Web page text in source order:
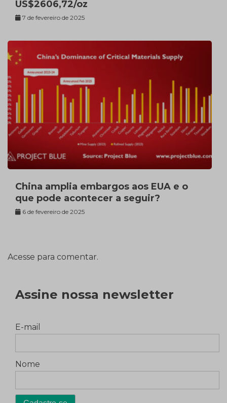
US$2606,72/oz
7 de fevereiro de 2025
China amplia embargos aos EUA e o
que pode acontecer a seguir?
6 de fevereiro de 2025
Acesse para comentar.
Assine nossa newsletter
E-mail
Nome